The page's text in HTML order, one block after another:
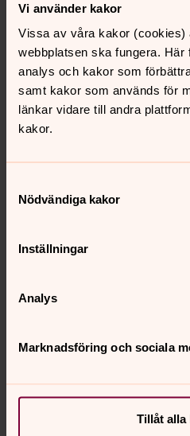
Vi använder kakor
Vissa av våra kakor (cookies)
webbplatsen ska fungera.
analys och kakor som
samt kakor som används för
länkar vidare till andra
kakor.
Nödvändiga kakor
Inställningar
Analys
Marknadsföring och sociala
Tillåt alla
Malin Gunnarsson
Senast ändrad 16 juni 2022
Synpunkter eller